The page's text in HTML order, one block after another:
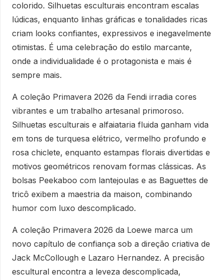
colorido. Silhuetas esculturais encontram escalas
lúdicas, enquanto linhas gráficas e tonalidades ricas
criam looks confiantes, expressivos e inegavelmente
otimistas. É uma celebração do estilo marcante,
onde a individualidade é o protagonista e mais é
sempre mais.
A coleção Primavera 2026 da Fendi irradia cores
vibrantes e um trabalho artesanal primoroso.
Silhuetas esculturais e alfaiataria fluida ganham vida
em tons de turquesa elétrico, vermelho profundo e
rosa chiclete, enquanto estampas florais divertidas e
motivos geométricos renovam formas clássicas. As
bolsas Peekaboo com lantejoulas e as Baguettes de
tricô exibem a maestria da maison, combinando
humor com luxo descomplicado.
A coleção Primavera 2026 da Loewe marca um
novo capítulo de confiança sob a direção criativa de
Jack McCollough e Lazaro Hernandez. A precisão
escultural encontra a leveza descomplicada,